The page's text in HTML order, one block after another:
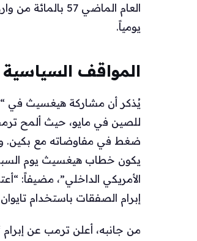
يومياً.
المواقف
يُذكر أن مشاركة هيغسيث في
للصين في مايو، حيث ألمح ترمب
ضغط في مفاوضاته مع بكين.
يكون خطاب هيغسيث يوم
الأمريكي الداخلي”، مضيفاً:
إبرام الصفقات باستخدام
من جانبه، أعلن ترمب عن